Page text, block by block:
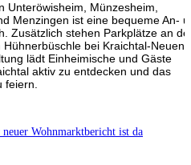
Unteröwisheim, Münzesheim,
Menzingen ist eine bequeme An-
Zusätzlich stehen Parkplätze an
bei Kraichtal-
lädt Einheimische und Gäste
aktiv zu entdecken und das
feiern.